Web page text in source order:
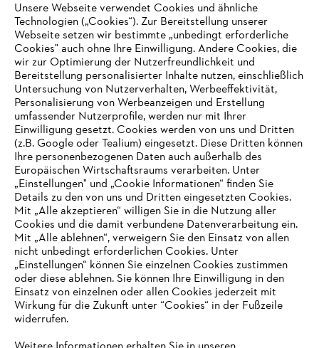
Zahlungsmöglichkeiten
Unternehmen
Online Shop
Service
IHR BROWSER WIRD NICHT
UNTERSTÜTZT
eine optimale Nutzung unserer Seite empfehlen wir Ihnen, zu
Unsere Webseite verwendet Cookies und ähnliche
Technologien („Cookies“). Zur Bereitstellung unserer
Webseite setzen wir bestimmte „unbedingt erforderliche
Cookies" auch ohne Ihre Einwilligung. Andere Cookies, die
wir zur Optimierung der Nutzerfreundlichkeit und
Bereitstellung personalisierter Inhalte nutzen, einschließlich
Untersuchung von Nutzerverhalten, Werbeeffektivität,
Personalisierung von Werbeanzeigen und Erstellung
umfassender Nutzerprofile, werden nur mit Ihrer
Einwilligung gesetzt. Cookies werden von uns und Dritten
(z.B. Google oder Tealium) eingesetzt. Diese Dritten können
Ihre personenbezogenen Daten auch außerhalb des
Europäischen Wirtschaftsraums verarbeiten. Unter
„Einstellungen" und „Cookie Informationen“ finden Sie
Details zu den von uns und Dritten eingesetzten Cookies.
Mit „Alle akzeptieren“ willigen Sie in die Nutzung aller
Cookies und die damit verbundene Datenverarbeitung ein.
Mit „Alle ablehnen“, verweigern Sie den Einsatz von allen
nicht unbedingt erforderlichen Cookies. Unter
„Einstellungen“ können Sie einzelnen Cookies zustimmen
oder diese ablehnen. Sie können Ihre Einwilligung in den
Einsatz von einzelnen oder allen Cookies jederzeit mit
Wirkung für die Zukunft unter “Cookies“ in der Fußzeile
widerrufen.